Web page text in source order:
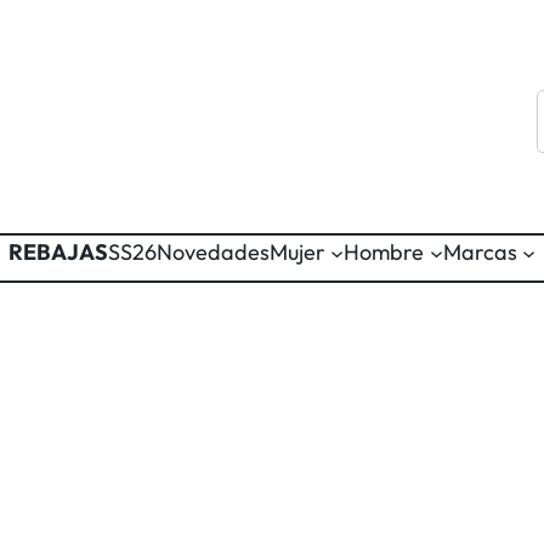
r
REBAJASSS26NovedadesMujer Hombre Marcas